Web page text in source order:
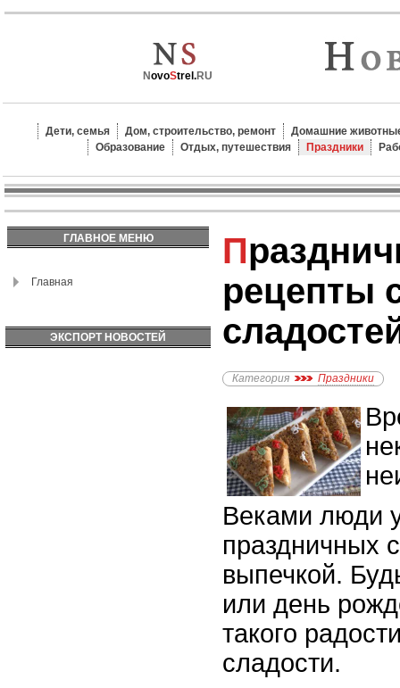
NovoStrel.RU
Дети, семья Дом, строительство, ремонт
Домашние
Образование
Отдых, путешествия Праздники
ГЛАВНОЕ МЕНЮ
Главная
ЭКСПОРТ НОВОСТЕЙ
Праздничные выпечка:
рецепты
Категория Праздники
Веками люди
праздничных
выпечкой.
или день
такого
сладости.